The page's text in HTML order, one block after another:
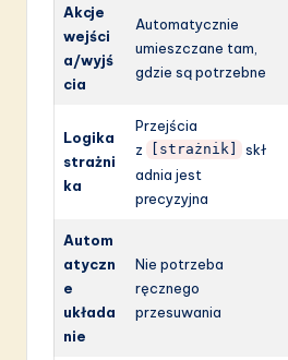
Akcje
wejści
a/wyjś
cia
Automatycznie
umieszczane tam,
gdzie są potrzebne
Logika
strażni
ka
Przejścia
z
[strażnik]
skł
adnia jest
precyzyjna
Autom
atyczn
e
układa
nie
Nie potrzeba
ręcznego
przesuwania